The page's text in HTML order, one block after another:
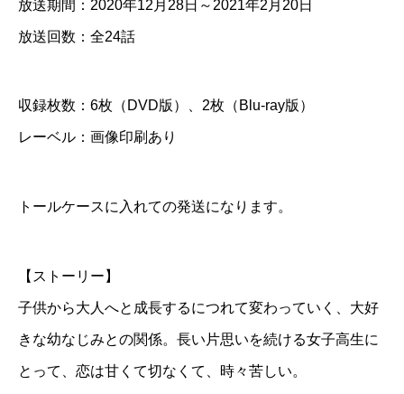
u
放送期間：2020年12月28日～2021年2月20日
放送回数：全24話
収録枚数：6枚（DVD版）、2枚（Blu-ray版）
レーベル：画像印刷あり
トールケースに入れての発送になります。
【ストーリー】
子供から大人へと成長するにつれて変わっていく、大好
きな幼なじみとの関係。長い片思いを続ける女子高生に
とって、恋は甘くて切なくて、時々苦しい。